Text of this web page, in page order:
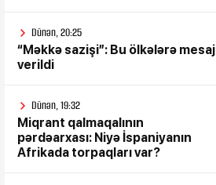
Dünən, 20:25
“Məkkə sazişi”: Bu ölkələrə mesaj
verildi
Dünən, 19:32
Miqrant qalmaqalının
pərdəarxası: Niyə İspaniyanın
Afrikada torpaqları var?